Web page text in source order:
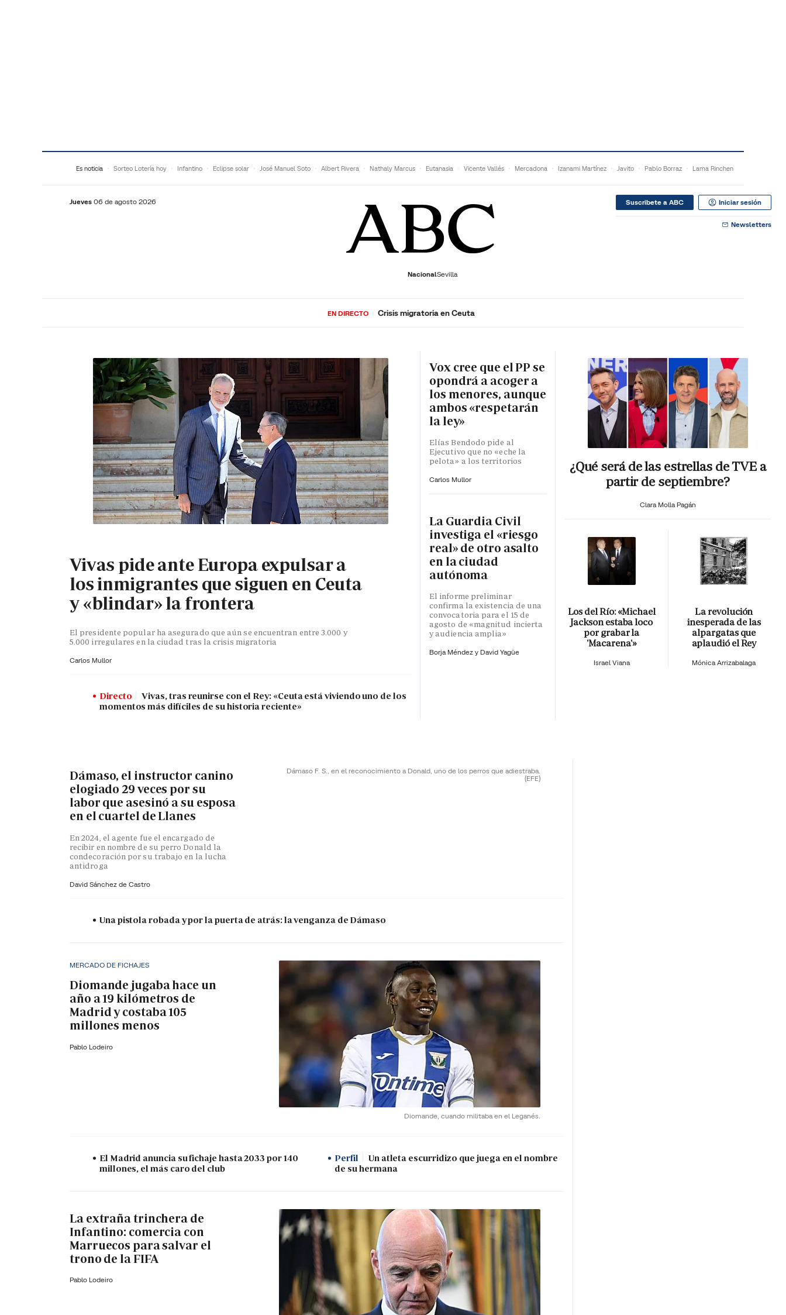
Es noticia Sorteo Lotería hoy Infantino Eclipse solar José Manuel Soto Albert Rivera Nathaly Marcus Eutanasia Vicente Vallés Mercadona Izanami Martínez Javito Pablo Borraz Lama Rinchen
Jueves 06 de agosto 2026
NacionalSevilla
Suscribete a ABC Iniciar sesión
Newsletters
ECONOMÍADEPORTES SOCIEDADCULTURAGENTEPLAY
EN DIRECTO Crisis migratoria en Ceuta
Vivas pide ante Europa expulsar a
los inmigrantes que siguen en Ceuta
y «blindar» la frontera
El presidente popular ha asegurado que aún se encuentran entre 3.000 y
5.000 irregulares en la ciudad tras la crisis migratoria
Carlos Mullor
Directo
Vivas, tras reunirse con el Rey: «Ceuta está viviendo uno de los
momentos más difíciles de su historia reciente»
Vox cree que el PP se
opondrá a acoger a
los menores, aunque
ambos «respetarán
la ley»
Elías Bendodo pide al
Ejecutivo que no «eche la
pelota» a los territorios
Carlos Mullor
La Guardia Civil
investiga el «riesgo
real» de otro asalto
en la ciudad
autónoma
El informe preliminar
confirma la existencia de una
convocatoria para el 15 de
agosto de «magnitud incierta
y audiencia amplia»
Borja Méndez y David Yagüe
¿Qué será de las estrellas de TVE a
partir de septiembre?
Clara Molla Pagán
Los del Río: «Michael
Jackson estaba loco
por grabar la
'Macarena'»
Israel Viana
La revolución
inesperada de las
alpargatas que
aplaudió el Rey
Mónica Arrizabalaga
Dámaso F. S., en el reconocimiento a Donald, uno de los perros que adiestraba.
(EFE)
Dámaso, el instructor canino
elogiado 29 veces por su
labor que asesinó a su esposa
en el cuartel de Llanes
En 2024, el agente fue el encargado de
recibir en nombre de su perro Donald la
condecoración por su trabajo en la lucha
antidroga
David Sánchez de Castro
Una pistola robada y por la puerta de atrás: la venganza de Dámaso
Diomande, cuando militaba en el Leganés.
MERCADO DE FICHAJES
Diomande jugaba hace un
año a 19 kilómetros de
Madrid y costaba 105
millones menos
Pablo Lodeiro
El Madrid anuncia su fichaje hasta 2033 por 140
millones, el más caro del club
Perfil
Un atleta escurridizo que juega en el nombre
de su hermana
La extraña trinchera de
Infantino: comercia con
Marruecos para salvar el
trono de la FIFA
Pablo Lodeiro